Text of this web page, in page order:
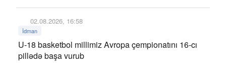
02.08.2026, 16:58
İdman
U-18 basketbol millimiz Avropa çempionatını 16-cı
pillədə başa vurub